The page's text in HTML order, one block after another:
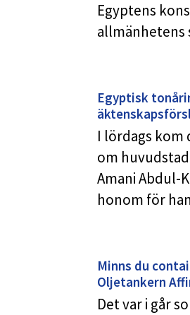
Egyptens
allmänhetens
Egyptisk
I lördags kom
om
Amani Abdul-
honom för
Minns du
Oljetankern
Det var i går